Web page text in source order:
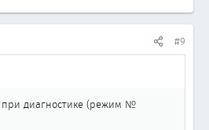
#9
при диагностике (режим №